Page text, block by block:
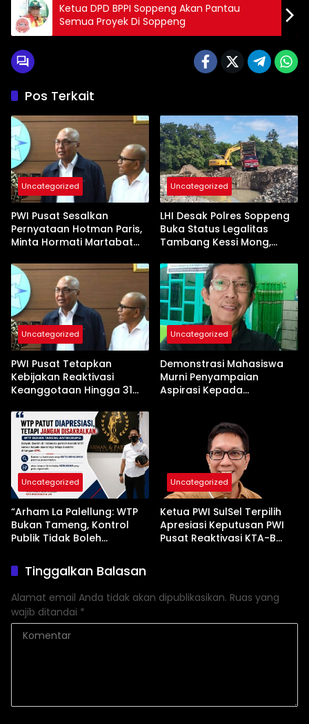
Ketua DPD BPPI Soppeng Akan Pantau
Semua Proyek Di Soppeng
Pos Terkait
Uncategorized
PWI Pusat Sesalkan
Pernyataan Hotman Paris,
Minta Hormati Martabat
Kemerdekaan Pers
Uncategorized
LHI Desak Polres Soppeng
Buka Status Legalitas
Tambang Kessi Mong,
Uncategorized
PWI Pusat Tetapkan
Kebijakan Reaktivasi
Keanggotaan Hingga 31
Uncategorized
Demonstrasi Mahasiswa
Murni Penyampaian
Aspirasi Kepada
Uncategorized
“Arham La Palellung: WTP
Bukan Tameng, Kontrol
Publik Tidak Boleh
Uncategorized
Ketua PWI SulSel Terpilih
Apresiasi Keputusan PWI
Pusat Reaktivasi KTA-B
Tinggalkan Balasan
Alamat email Anda tidak akan dipublikasikan. Ruas yang
wajib ditandai *